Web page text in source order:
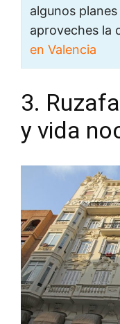
algunos
aproveches la
en Valencia
3.
y vida